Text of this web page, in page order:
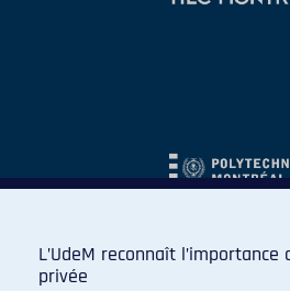
L’UdeM reconnaît
privée